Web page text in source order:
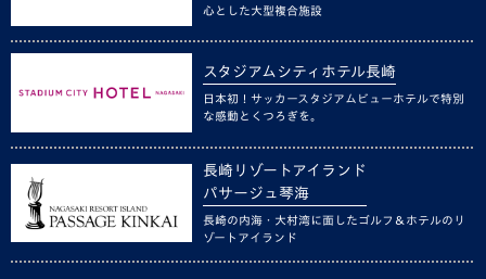
心とした大型複合施設
スタジアムシティホテル長崎
日本初！サッカースタジアムビューホテルで特別
な感動とくつろぎを。
長崎リゾートアイランド
パサージュ琴海
長崎の内海・大村湾に面したゴルフ＆ホテルのリ
ゾートアイランド